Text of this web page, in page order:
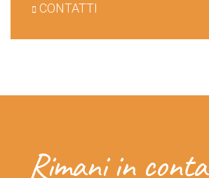
CONTATTI
Rimani in